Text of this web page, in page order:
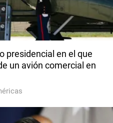
presidencial en el que
un avión comercial en